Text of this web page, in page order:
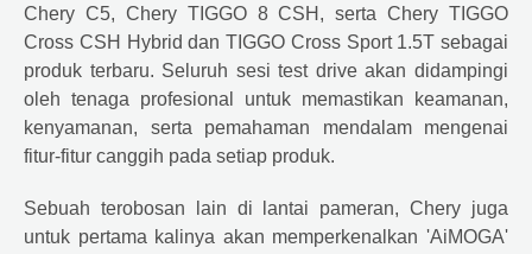
Chery C5, Chery TIGGO 8 CSH, serta Chery TIGGO
Cross CSH Hybrid dan TIGGO Cross Sport 1.5T sebagai
produk terbaru. Seluruh sesi test drive akan didampingi
oleh tenaga profesional untuk memastikan keamanan,
kenyamanan, serta pemahaman mendalam mengenai
fitur-fitur canggih pada setiap produk.
Sebuah terobosan lain di lantai pameran, Chery juga
untuk pertama kalinya akan memperkenalkan 'AiMOGA'